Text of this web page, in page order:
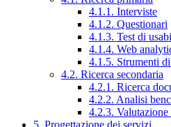
4.1.1. Interviste
4.1.2. Questionari
4.1.3. Test di
4.1.4. Web
4.1.5. Strumenti
4.2. Ricerca secondaria
4.2.1. Ricerca
4.2.2. Analisi
4.2.3. Valutazione
5. Progettazione dei servizi